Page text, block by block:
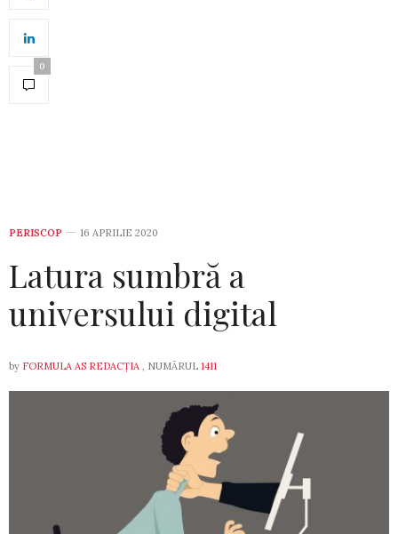
0
PERISCOP 16 APRILIE 2020
Latura sumbră a
universului digital
by FORMULA AS REDACȚIA , NUMĂRUL 1411